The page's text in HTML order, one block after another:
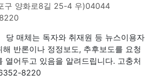
구 양화로8길 25-4 우)04044
당 매체는 독자와 취재원 등 뉴스이용자
반론이나 정정보도, 추후보도를 요청
열어두고 있음을 알려드립니다. 고충처
8220